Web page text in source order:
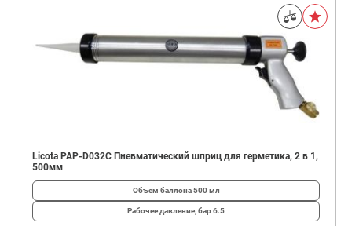
Licota PAP-D032C Пневматический шприц для герметика, 2 в 1,
500мм
Объем баллона500 мл
Рабочее давление, бар6.5